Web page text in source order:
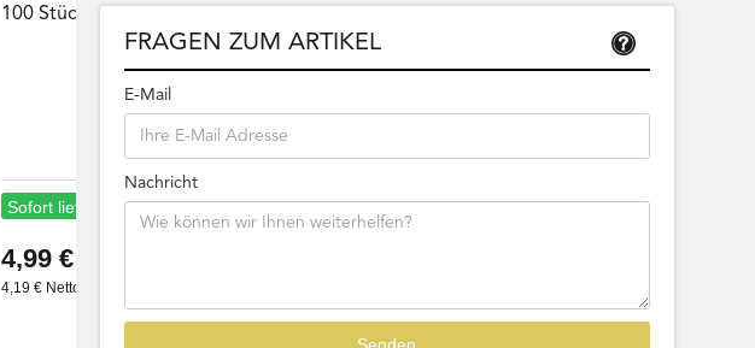
100 Stück Wiederverschließbar
Sofort lieferbar
4,99 €
4,19 € Netto
Bestseller
Sofort lieferbar
FRAGEN ZUM ARTIKEL
E-Mail
Nachricht